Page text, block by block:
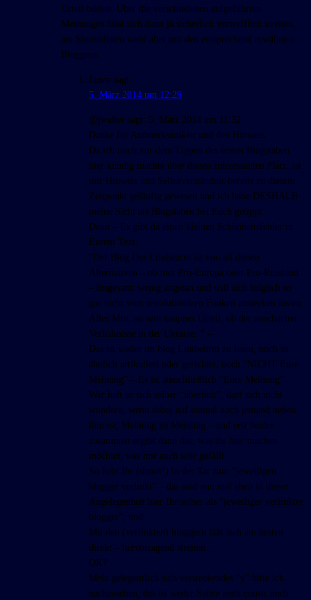
Urteil bilden. Über die verschiedenen aufgeführten
Meinungen lässt sich dann ja sicherlich vortrefflich streiten,
am Sinnvollsten wohl aber mit den entsprechend erwähnten
Bloggern.
Lusru sagt:
5. März 2014 um 12:29
@jwalter sagt: 5. März 2014 um 11:32
Danke für Aufmerksamkeit und den Hinweis.
Da ich mich vor dem Tippen des ersten Blogstaben
hier kundig machte über diesen interessanten Platz, ist
mir Hinweis und Selbstverständnis bereits zu diesem
Zeitpunkt geläufig gewesen und ich habe DESHALB
meine Sicht als Blogstaben bei Euch getippt.
Denn – Es gibt da einen kleinen Schönheitsfehler in
Eurem Text:
“Der Blog Der Lindwurm ist von all diesen
Alternativen – ob nun Pro-Europa oder Pro-Russland
– insgesamt wenig angetan und will sich folglich so
gar nicht vom revolutionären Funken anstecken lassen.
Alles Mist, so sein knappes Urteil, ob der unscharfen
Verhältnisse in der Ukraine. ” –
Das ist weder im blog Lindwurm zu lesen, noch so
ähnlich artikuliert oder gerichtet, noch “NICHT Eure
Meinung” – Es ist ausschließlich “Eure Meinung”.
Wer halt so sich selber “überholt”, darf sich nicht
wundern, wenn dabei auf einmal noch jemand neben
ihm ist; Meinung zu Meinung – und erst beides
zusammen ergibt dann das, was ihr hier machen
möchtet, was mir auch sehr gefällt.
So habt Ihr (damit!) in der Tat zum “jeweiligen
blogger verlinkt” – das seid nun mal eben in dieser
Angelegenheit hier Ihr selber als “jeweiliger verlinkter
blogger”, und:
Mit den (verlinkten) bloggern läßt sich am besten
direkt – hervorragend streiten ..
OK?
Mein gelegentlich sich versteckendes “y” bitte ich
nachzusehen, das ist weder Satire noch comic noch